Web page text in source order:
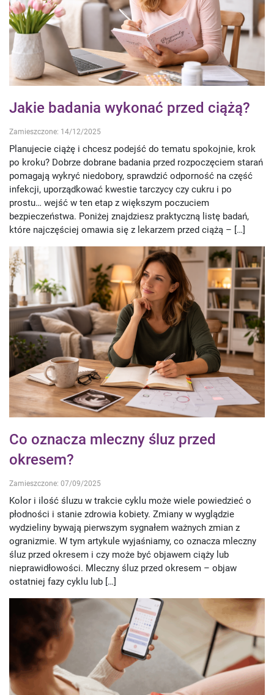
Jakie badania wykonać przed ciążą?
Zamieszczone: 14/12/2025
Planujecie ciążę i chcesz podejść do tematu spokojnie, krok
po kroku? Dobrze dobrane badania przed rozpoczęciem starań
pomagają wykryć niedobory, sprawdzić odporność na część
infekcji, uporządkować kwestie tarczycy czy cukru i po
prostu… wejść w ten etap z większym poczuciem
bezpieczeństwa. Poniżej znajdziesz praktyczną listę badań,
które najczęściej omawia się z lekarzem przed ciążą – […]
Co oznacza mleczny śluz przed
okresem?
Zamieszczone: 07/09/2025
Kolor i ilość śluzu w trakcie cyklu może wiele powiedzieć o
płodności i stanie zdrowia kobiety. Zmiany w wyglądzie
wydzieliny bywają pierwszym sygnałem ważnych zmian z
ogranizmie. W tym artykule wyjaśniamy, co oznacza mleczny
śluz przed okresem i czy może być objawem ciąży lub
nieprawidłowości. Mleczny śluz przed okresem – objaw
ostatniej fazy cyklu lub […]